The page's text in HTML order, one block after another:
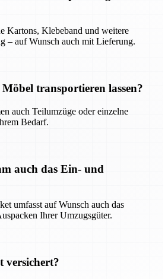
Kartons, Klebeband und weitere
– auf Wunsch auch mit Lieferung.
transportieren lassen?
auch Teilumzüge oder einzelne
Bedarf.
auch das Ein- und
umfasst auf Wunsch auch das
Ihrer Umzugsgüter.
versichert?